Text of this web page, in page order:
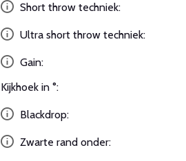
Short throw techniek:
Ultra short throw techniek:
Gain:
Kijkhoek in °:
Blackdrop:
Zwarte rand onder: